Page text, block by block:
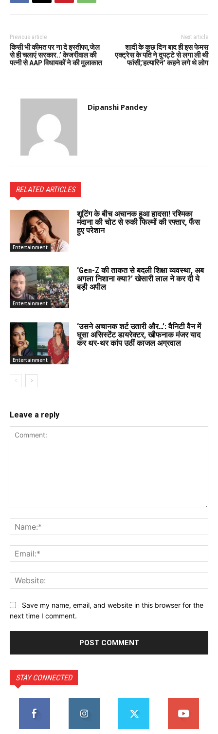
Previous article
किसी भी कीमत पर ना दे इस्तीफा,जेल
से ही चलाएं सरकार..’ केजरीवाल की
पत्नी से AAP विधायकों ने की मुलाकात
Next article
शादी के कुछ दिन बाद ही इस फेमस
एक्ट्रेस के पति ने दुपट्टे से लगा ली थी
फांसी,’हत्यारिन’ कहने लगे थे लोग
Dipanshi Pandey
RELATED ARTICLES
Entertainment
शूटिंग के बीच अचानक हुआ हादसा! रश्मिका
मंदाना की चोट से रुकी फिल्मों की रफ्तार, फैंस
हुए परेशान
Entertainment
‘Gen-Z की ताकत से बदली शिक्षा व्यवस्था, अब
अगला निशाना क्या?’ खेसारी लाल ने कर दी ये
बड़ी अपील
Entertainment
‘उसने अचानक शर्ट उतारी और…’: वैनिटी वैन में
घुसा असिस्टेंट डायरेक्टर, खौफनाक मंजर याद
कर थर-थर कांप उठीं काजल अग्रवाल
Leave a reply
Save my name, email, and website in this browser for the
next time I comment.
STAY CONNECTED